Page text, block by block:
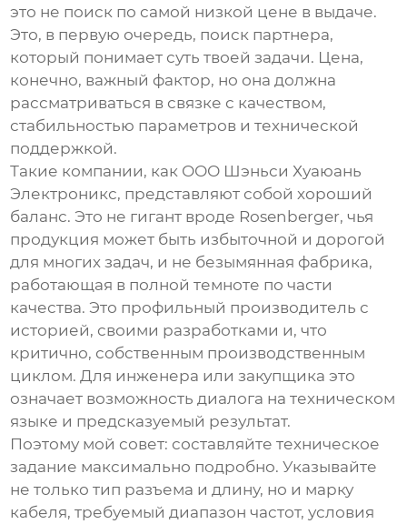
это не поиск по самой низкой цене в выдаче.
Это, в первую очередь, поиск партнера,
который понимает суть твоей задачи. Цена,
конечно, важный фактор, но она должна
рассматриваться в связке с качеством,
стабильностью параметров и технической
поддержкой.
Такие компании, как ООО Шэньси Хуаюань
Электроникс, представляют собой хороший
баланс. Это не гигант вроде Rosenberger, чья
продукция может быть избыточной и дорогой
для многих задач, и не безымянная фабрика,
работающая в полной темноте по части
качества. Это профильный производитель с
историей, своими разработками и, что
критично, собственным производственным
циклом. Для инженера или закупщика это
означает возможность диалога на техническом
языке и предсказуемый результат.
Поэтому мой совет: составляйте техническое
задание максимально подробно. Указывайте
не только тип разъема и длину, но и марку
кабеля, требуемый диапазон частот, условия